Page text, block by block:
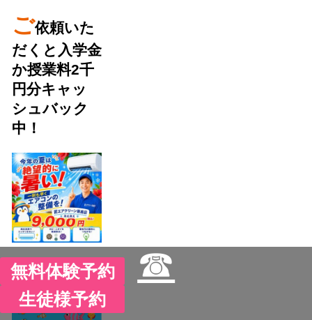
ご依頼いた
だくと入学金
か授業料2千
円分キャッ
シュバック
中！
無料体験予約 ☎
生徒様予約